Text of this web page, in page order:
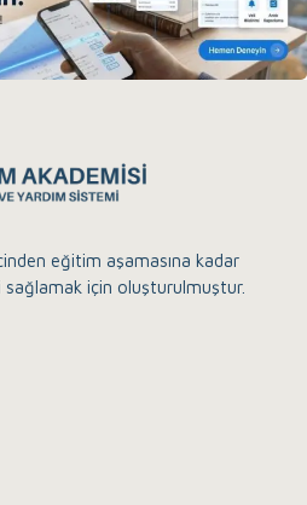
eğitim aşamasına kadar
sağlamak için oluşturulmuştur.